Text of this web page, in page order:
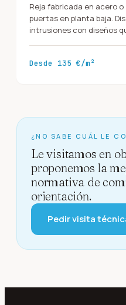
Reja fabricada en acero
puertas en planta baja.
intrusiones con diseños
Desde 135 €/m²
¿NO SABE CUÁL LE
Le visitamos en
proponemos la
normativa de
orientación.
Pedir visita